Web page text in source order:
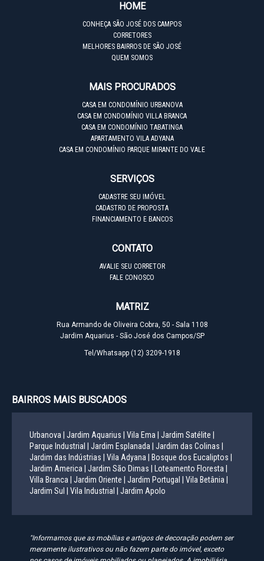
HOME
CONHEÇA SÃO JOSÉ DOS CAMPOS
CORRETORES
MELHORES BAIRROS DE SÃO JOSÉ
QUEM SOMOS
MAIS PROCURADOS
CASA EM CONDOMÍNIO URBANOVA
CASA EM CONDOMÍNIO VILLA BRANCA
CASA EM CONDOMÍNIO TABATINGA
APARTAMENTO VILA ADYANA
CASA EM CONDOMÍNIO PARQUE MIRANTE DO VALE
SERVIÇOS
CADASTRE SEU IMÓVEL
CADASTRO DE PROPOSTA
FINANCIAMENTO E BANCOS
CONTATO
AVALIE SEU CORRETOR
FALE CONOSCO
MATRIZ
Rua Armando de Oliveira Cobra, 50 - Sala 1108
Jardim Aquarius - São José dos Campos/SP
Tel/Whatsapp (12) 3209-1918
BAIRROS MAIS BUSCADOS
Urbanova | Jardim Aquarius | Vila Ema |
Jardim Satélite |
Parque Industrial |
Jardim Esplanada |
Jardim das Colinas |
Jardim das Indústrias |
Vila Adyana |
Bosque dos Eucaliptos |
Jardim America |
Jardim São Dimas |
Loteamento Floresta |
Villa Branca |
Jardim Oriente | Jardim Portugal |
Vila Betânia |
Jardim Sul |
Vila Industrial | Jardim Apolo
"Informamos que as mobílias e artigos de decoração podem ser
meramente ilustrativos ou não fazem parte do imóvel, exceto